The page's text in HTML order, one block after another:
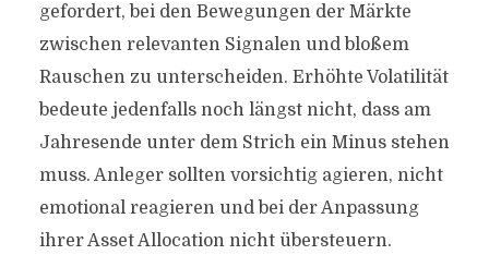
gefordert, bei den Bewegungen der Märkte
zwischen relevanten Signalen und bloßem
Rauschen zu unterscheiden. Erhöhte Volatilität
bedeute jedenfalls noch längst nicht, dass am
Jahresende unter dem Strich ein Minus stehen
muss. Anleger sollten vorsichtig agieren, nicht
emotional reagieren und bei der Anpassung
ihrer Asset Allocation nicht übersteuern.